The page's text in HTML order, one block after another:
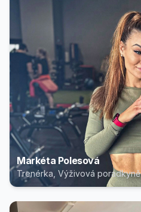
Markéta Polesová
Trenérka, Výživová poradkyně